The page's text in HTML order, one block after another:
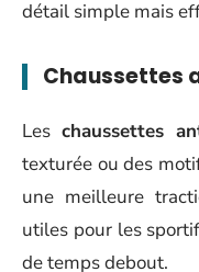
détail simple mais
Chaussettes
Les chaussettes
texturée ou des
une meilleure
utiles pour les
de temps debout.